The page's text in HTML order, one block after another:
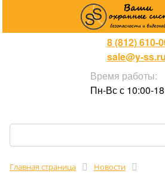
8 (812) 610-
sale@y-ss.ru
Время работы:
Пн-Вс с 10:00-
Главная страница
Новости